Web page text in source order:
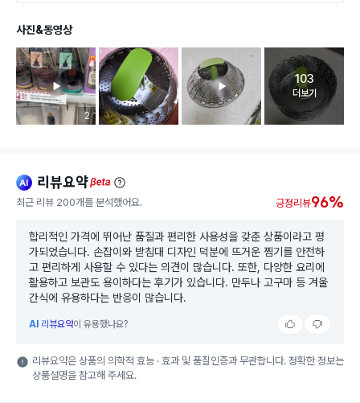
사진&동영상
리뷰 이미지 등록 개수
2
고객 리뷰
103
더보기
ai 리뷰요약beta
최근 리뷰 200개를 분석했어요. 긍정리뷰96%
합리적인 가격에 뛰어난 품질과 편리한 사용성을 갖춘 상품이라고 평
가되었습니다. 손잡이와 받침대 디자인 덕분에 뜨거운 찜기를 안전하
고 편리하게 사용할 수 있다는 의견이 많습니다. 또한, 다양한 요리에
활용하고 보관도 용이하다는 후기가 있습니다. 만두나 고구마 등 겨울
간식에 유용하다는 반응이 많습니다.
AI 리뷰요약이 유용했나요?
리뷰요약은 상품의 의학적 효능 · 효과 및 품질인증과 무관합니다. 정확한 정보는
상품설명을 참고해 주세요.